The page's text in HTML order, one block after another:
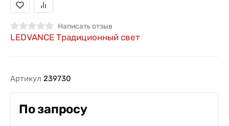
Написать отзыв
LEDVANCE Традиционный свет
Артикул 239730
По запросу